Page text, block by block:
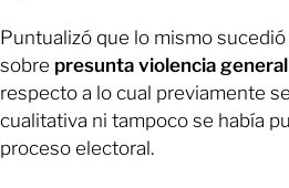
Puntualizó que lo mismo
sobre presunta violencia
respecto a lo cual previamente
cualitativa ni tampoco se había
proceso electoral.